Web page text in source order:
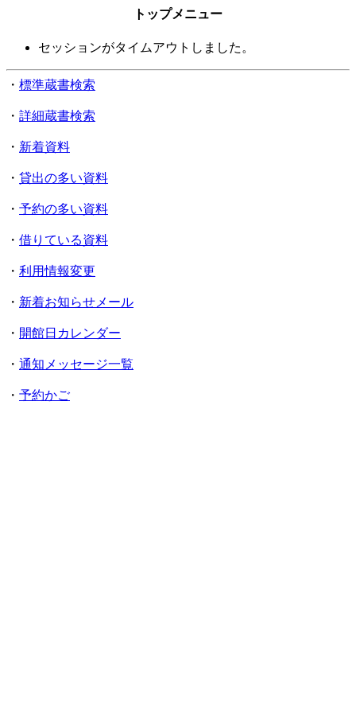
トップメニュー
セッションがタイムアウトしました。
・ 標準蔵書検索
・ 詳細蔵書検索
・ 新着資料
・ 貸出の多い資料
・ 予約の多い資料
・ 借りている資料
・ 利用情報変更
・ 新着お知らせメール
・ 開館日カレンダー
・ 通知メッセージ一覧
・ 予約かご